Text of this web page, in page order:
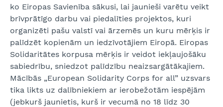
ko Eiropas Savienība sākusi, lai jaunieši varētu veikt
brīvprātīgo darbu vai piedalīties projektos, kuri
organizēti pašu valstī vai ārzemēs un kuru mērķis ir
palīdzēt kopienām un iedzīvotājiem Eiropā. Eiropas
Solidaritātes korpusa mērķis ir veidot iekļaujošāku
sabiedrību, sniedzot palīdzību neaizsargātākajiem.
Mācībās „European Solidarity Corps for all” uzsvars
tika likts uz dalībniekiem ar ierobežotām iespējām
(jebkurš jaunietis, kurš ir vecumā no 18 līdz 30